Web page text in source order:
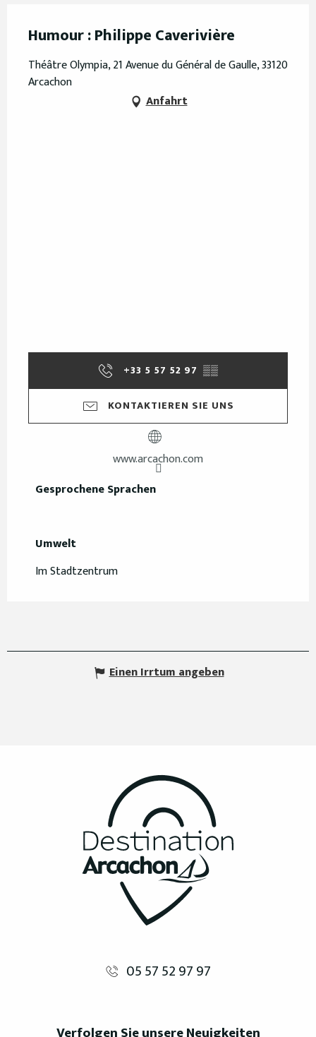
Humour : Philippe Caverivière
Théâtre Olympia, 21 Avenue du Général de Gaulle, 33120
Arcachon
Anfahrt
+33 5 57 52 97 ▒▒
KONTAKTIEREN SIE UNS
www.arcachon.com
Gesprochene Sprachen
Gesprochene Sprachen
Umwelt
Umwelt
Im Stadtzentrum
Einen Irrtum angeben
05 57 52 97 97